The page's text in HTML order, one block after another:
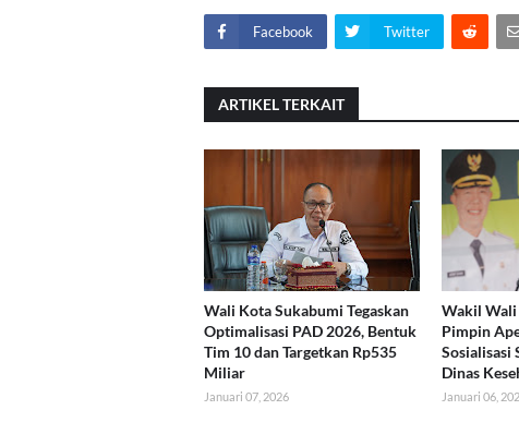
Facebook Twitter
ARTIKEL TERKAIT
Wali Kota Sukabumi Tegaskan
Optimalisasi PAD 2026, Bentuk
Tim 10 dan Targetkan Rp535
Miliar
Januari 07, 2026
Wakil Wali
Pimpin
Sosialisasi
Dinas
Januari 06,